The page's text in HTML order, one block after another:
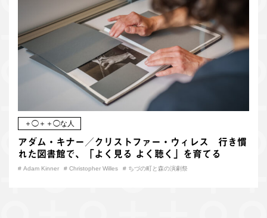
＋◯＋＋◯な人
アダム・キナー／クリストファー・ウィレス 行き慣
れた図書館で、「よく見る よく聴く」を育てる
# Adam Kinner # Christopher Willes # ちづの町と森の演劇祭